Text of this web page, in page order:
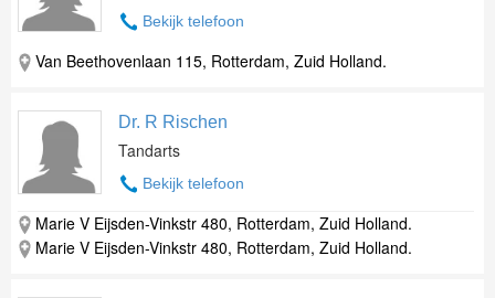
Bekijk telefoon
Van Beethovenlaan 115, Rotterdam, Zuid Holland.
Dr. R Rischen
Tandarts
Bekijk telefoon
Marie V Eijsden-Vinkstr 480, Rotterdam, Zuid Holland.
Marie V Eijsden-Vinkstr 480, Rotterdam, Zuid Holland.